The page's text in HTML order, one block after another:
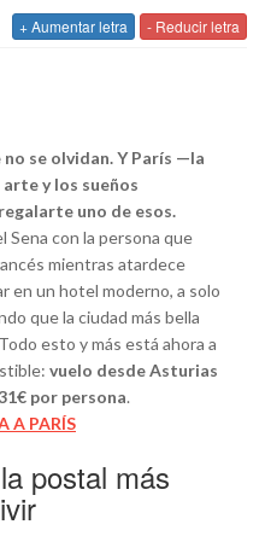
+ Aumentar letra - Reducir letra
se olvidan. Y París —la
y los sueños
uno de esos.
Sena con la persona que
mientras atardece
en un hotel moderno, a solo
que la ciudad más bella
esto y más está ahora a
vuelo desde Asturias
por persona.
A PARÍS
postal más